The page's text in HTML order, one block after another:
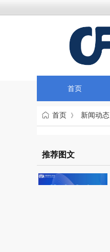
首页
首页 》 新闻动态
推荐图文